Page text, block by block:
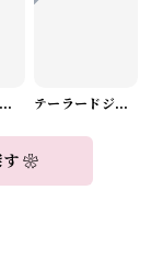
Aラインロングワンピース（2color） A0908 テーラードジャケット＆ワイドパンツスーツwithスカーフ A0987
す ❀